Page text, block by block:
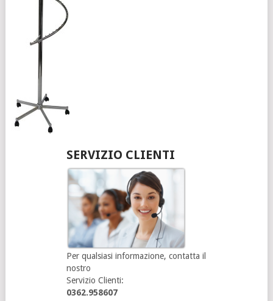
SERVIZIO CLIENTI
Per qualsiasi informazione, contatta il
nostro
Servizio Clienti:
0362.958607